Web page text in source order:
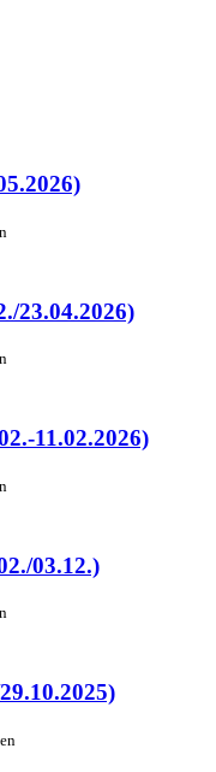
23.04.2026)
11.02.2026)
03.12.)